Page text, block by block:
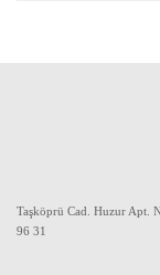
Taşköprü Cad. Huzur Apt.
96 31